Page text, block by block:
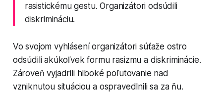
rasistickému gestu. Organizátori odsúdili
diskrimináciu.
Vo svojom vyhlásení organizátori súťaže ostro
odsúdili akúkoľvek formu rasizmu a diskriminácie.
Zároveň vyjadrili hlboké poľutovanie nad
vzniknutou situáciou a ospravedlnili sa za ňu.